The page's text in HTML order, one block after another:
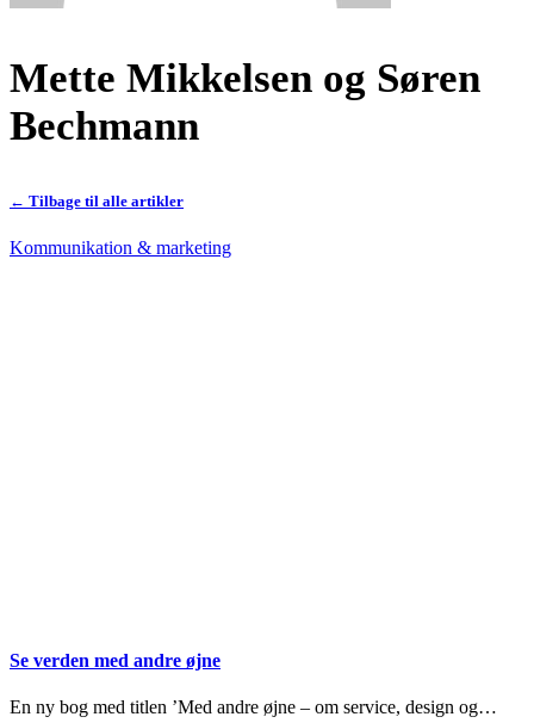
Mette Mikkelsen og Søren
Bechmann
← Tilbage til alle artikler
Kommunikation & marketing
Se verden med andre øjne
En ny bog med titlen ’Med andre øjne – om service, design og…